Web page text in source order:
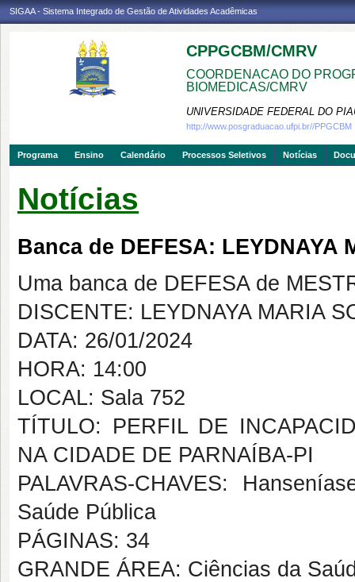
SIGAA - Sistema Integrado de Gestão de Atividades Acadêmicas
CPPGCBM/CMRV
COORDENACAO DO
BIOMEDICAS/CMRV
UNIVERSIDADE FEDERAL DO
http://www.posgraduacao.ufpi.br//PPGCBM
Programa Ensino Calendário Processos Seletivos Notícias
Notícias
Banca de DEFESA: LEYDNAYA
Uma banca de DEFESA de
DISCENTE: LEYDNAYA MARIA
DATA: 26/01/2024
HORA: 14:00
LOCAL: Sala 752
TÍTULO: PERFIL DE
NA CIDADE DE PARNAÍBA-PI
PALAVRAS-CHAVES:
Saúde Pública
PÁGINAS: 34
GRANDE ÁREA: Ciências da